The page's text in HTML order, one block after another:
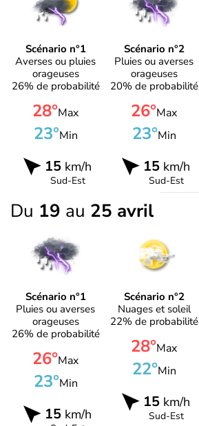
Scénario n°1
Averses ou pluies
orageuses
26% de probabilité
28°Max
23°Min
15km/h
Sud-Est
Scénario n°2
Pluies ou averses
orageuses
20% de probabilité
26°Max
23°Min
15km/h
Sud-Est
Du 19 au 25 avril
Scénario n°1
Pluies ou averses
orageuses
26% de probabilité
26°Max
23°Min
15km/h
Scénario n°2
Nuages et soleil
22% de probabilité
28°Max
22°Min
15km/h
Sud-Est